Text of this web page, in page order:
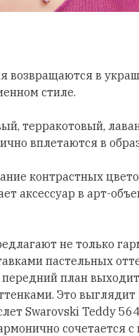
возвращаются в
стиле.
терракотовый,
вплетаются в
контрастных
аксессуар в арт-
не только
пастельных
план
Это
Swarovski Teddy
сочетается